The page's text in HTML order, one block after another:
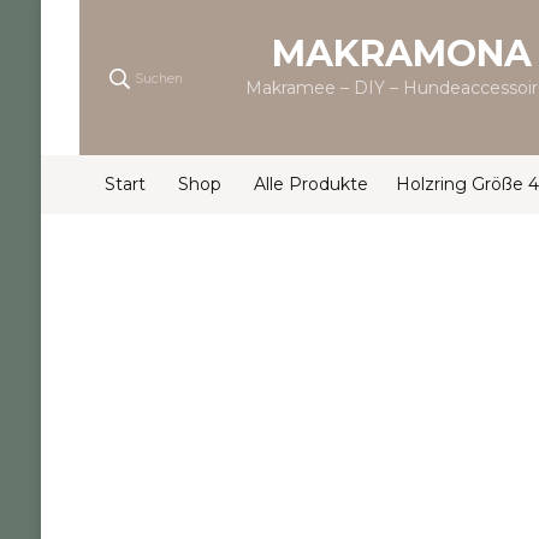
Suchen
MAKRAMONA
Makramee – DIY –
Start Shop Alle Produkte Holzring Größe